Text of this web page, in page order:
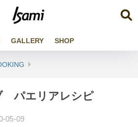
GALLERY SHOP
パエリアレシピ
05-09